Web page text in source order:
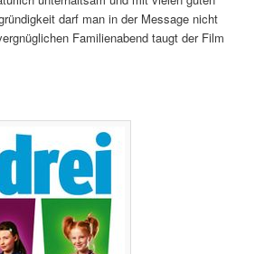
darf man in der Message nicht
Familienabend taugt der Film